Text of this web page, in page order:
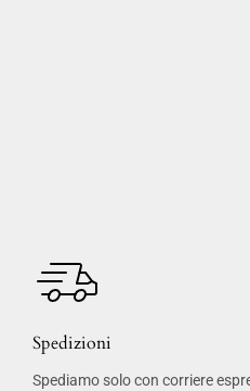
Spedizioni
Spediamo solo con corriere